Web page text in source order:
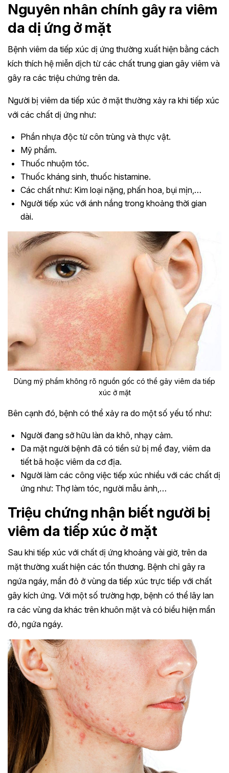
Nguyên nhân chính gây ra viêm
da dị ứng ở mặt
Bệnh viêm da tiếp xúc dị ứng thường xuất hiện bằng cách
kích thích hệ miễn dịch từ các chất trung gian gây viêm và
gây ra các triệu chứng trên da.
Người bị viêm da tiếp xúc ở mặt thường xảy ra khi tiếp xúc
với các chất dị ứng như:
Phần nhựa độc từ côn trùng và thực vật.
Mỹ phẩm.
Thuốc nhuộm tóc.
Thuốc kháng sinh, thuốc histamine.
Các chất như: Kim loại nặng, phấn hoa, bụi mịn,…
Người tiếp xúc với ánh nắng trong khoảng thời gian
dài.
Dùng mỹ phẩm không rõ nguồn gốc có thể gây viêm da tiếp
xúc ở mặt
Bên cạnh đó, bệnh có thể xảy ra do một số yếu tố như:
Người đang sở hữu làn da khô, nhạy cảm.
Da mặt người bệnh đã có tiền sử bị mề đay, viêm da
tiết bã hoặc viêm da cơ địa.
Người làm các công việc tiếp xúc nhiều với các chất dị
ứng như: Thợ làm tóc, người mẫu ảnh,…
Triệu chứng nhận biết người bị
viêm da tiếp xúc ở mặt
Sau khi tiếp xúc với chất dị ứng khoảng vài giờ, trên da
mặt thường xuất hiện các tổn thương. Bệnh chỉ gây ra
ngứa ngáy, mẩn đỏ ở vùng da tiếp xúc trực tiếp với chất
gây kích ứng. Với một số trường hợp, bệnh có thể lây lan
ra các vùng da khác trên khuôn mặt và có biểu hiện mẩn
đỏ, ngứa ngáy.